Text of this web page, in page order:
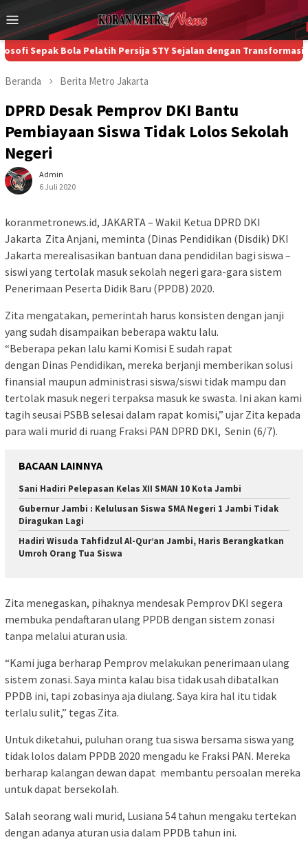
ke
konten
Menu
Mobile
Bola Pelatih Persija STY Sejalan dengan Transformasi Bank
Beranda Berita Metro Jakarta
DPRD Desak Pemprov DKI Bantu
Pembiayaan Siswa Tidak Lolos Sekolah
Negeri
Admin
6 Juli 2020
koranmetronews.id, JAKARTA – Wakil Ketua DPRD DKI
Jakarta Zita Anjani, meminta (Dinas Pendidikan (Disdik) DKI
Jakarta merealisasikan bantuan dana pendidilan bagi siswa –
siswi yang tertolak masuk sekolah negeri gara-gara sistem
Penerimaan Peserta Didik Baru (PPDB) 2020.
Zita mengatakan, pemerintah harus konsisten dengan janji
yang sudah disampaikan beberapa waktu lalu.
“Beberapa pekan lalu kami Komisi E sudah rapat
dengan Dinas Pendidikan, mereka berjanji memberikan solusi
finansial maupun administrasi siswa/siswi tidak mampu dan
tertolak masuk negeri terpaksa masuk ke swasta. Ini akan kami
tagih seusai PSBB selesai dalam rapat komisi,” ujar Zita kepada
para wali murid di ruang Fraksi PAN DPRD DKI, Senin (6/7).
BACAAN LAINNYA
Sani Hadiri Pelepasan Kelas XII SMAN 10 Kota Jambi
Gubernur Jambi : Kelulusan Siswa SMA Negeri 1 Jambi Tidak
Diragukan Lagi
Hadiri Wisuda Tahfidzul Al-Qur’an Jambi, Haris Berangkatkan
Umroh Orang Tua Siswa
Zita menegaskan, pihaknya mendesak Pemprov DKI segera
membuka pendaftaran ulang PPDB dengan sistem zonasi
tanpa melalui aturan usia.
“Kami juga berharap Pemprov melakukan penerimaan ulang
sistem zonasi. Saya minta kalau bisa tidak usah dibatalkan
PPDB ini, tapi zobasinya aja diulang. Saya kira hal itu tidak
terlalu sulit,” tegas Zita.
Untuk diketahui, puluhan orang tua siswa bersama siswa yang
tidak lolos dalam PPDB 2020 mengadu ke Fraksi PAN. Mereka
berharap kalangan dewan dapat membantu persoalan mereka
untuk dapat bersekolah.
Salah seorang wali murid, Lusiana 54 tahun mengaku tertekan
dengan adanya aturan usia dalam PPDB tahun ini.